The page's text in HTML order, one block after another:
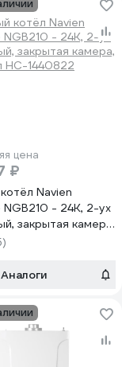
цена
₽
Navien
- 24K, 2-ух
закрытая камера,
НС-1440822
Аналоги